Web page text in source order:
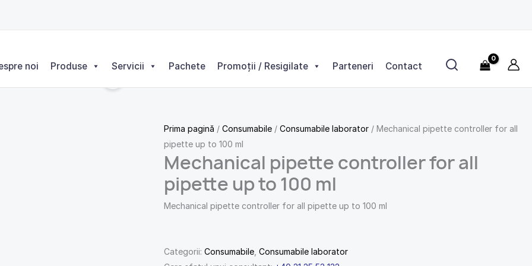
noi Produse Servicii Pachete Promoții / Resigilate Parteneri Contact
Prima pagină /Consumabile /Consumabile laborator / Mechanical pipette controller for all
pipette up to 100 ml
Mechanical pipette controller for all
pipette up to 100 ml
Mechanical pipette controller for all pipette up to 100 ml
Categorii:Consumabile ,Consumabile laborator